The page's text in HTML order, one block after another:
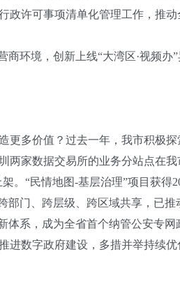
许可事项清单化管理工作，推
境，创新上线“大湾区·视频办
价值？过去一年，我市积极探
家数据交易所的业务分站点在我
“民情地图-基层治理”项目获得
、跨层级、跨区域共享，已推
系，成为全省首个纳管公安专
字政府建设，多措并举持续优